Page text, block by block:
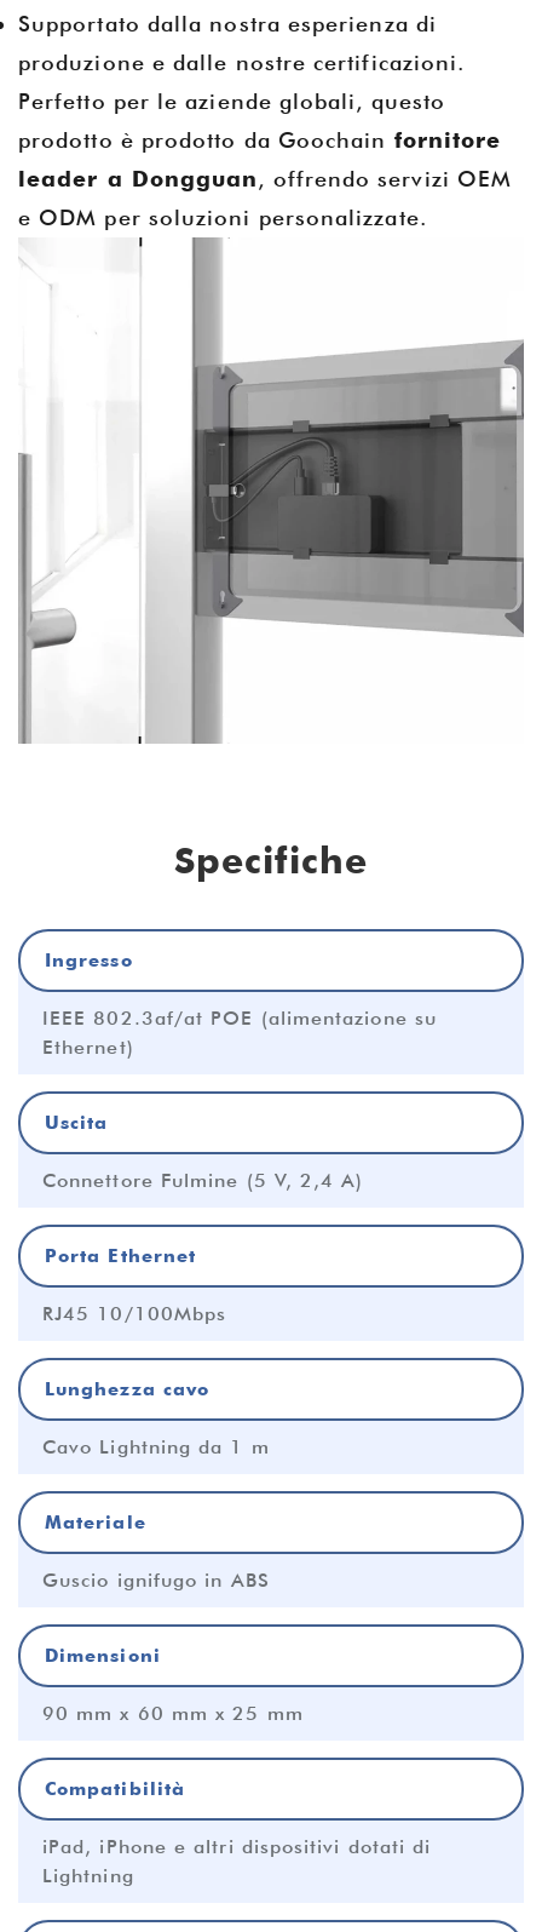
Supportato dalla nostra esperienza di
produzione e dalle nostre certificazioni.
Perfetto per le aziende globali, questo
prodotto è prodotto da Goochain fornitore
leader a Dongguan, offrendo servizi OEM
e ODM per soluzioni personalizzate.
Specifiche
Ingresso
IEEE 802.3af/at POE (alimentazione su
Ethernet)
Uscita
Connettore Fulmine (5 V, 2,4 A)
Porta Ethernet
RJ45 10/100Mbps
Lunghezza cavo
Cavo Lightning da 1 m
Materiale
Guscio ignifugo in ABS
Dimensioni
90 mm x 60 mm x 25 mm
Compatibilità
iPad, iPhone e altri dispositivi dotati di
Lightning